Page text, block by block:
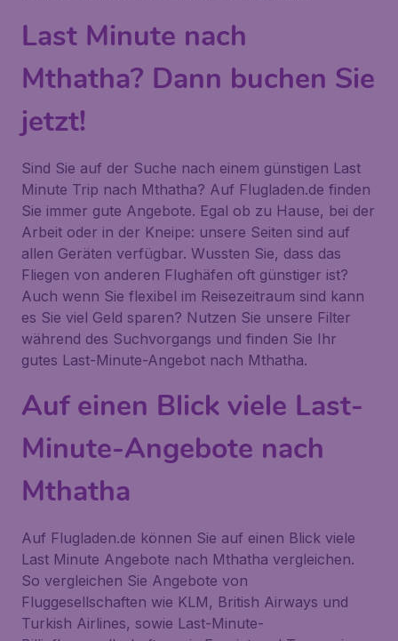
Last Minute nach
Mthatha? Dann buchen Sie
jetzt!
Sind Sie auf der Suche nach einem günstigen Last
Minute Trip nach Mthatha? Auf Flugladen.de finden
Sie immer gute Angebote. Egal ob zu Hause, bei der
Arbeit oder in der Kneipe: unsere Seiten sind auf
allen Geräten verfügbar. Wussten Sie, dass das
Fliegen von anderen Flughäfen oft günstiger ist?
Auch wenn Sie flexibel im Reisezeitraum sind kann
es Sie viel Geld sparen? Nutzen Sie unsere Filter
während des Suchvorgangs und finden Sie Ihr
gutes Last-Minute-Angebot nach Mthatha.
Auf einen Blick viele Last-
Minute-Angebote nach
Mthatha
Auf Flugladen.de können Sie auf einen Blick viele
Last Minute Angebote nach Mthatha vergleichen.
So vergleichen Sie Angebote von
Fluggesellschaften wie KLM, British Airways und
Turkish Airlines, sowie Last-Minute-